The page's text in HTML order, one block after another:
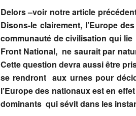
Delors –voir notre article
Disons-le clairement, l’Europe
communauté de civilisation qui
Front National, ne saurait par
Cette question devra aussi être
se rendront aux urnes pour
l’Europe des nationaux est en
dominants qui sévit dans les